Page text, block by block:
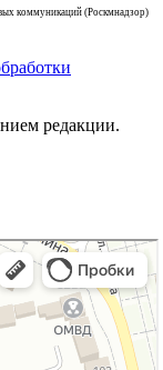
коммуникаций (Роскмнадзор)
редакции.